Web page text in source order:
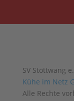
SV Stöttwang
Kühe im Netz
Alle Rechte